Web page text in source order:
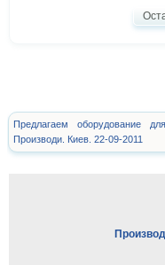
Предлагаем оборудование
Производи. Киев. 22-09-2011